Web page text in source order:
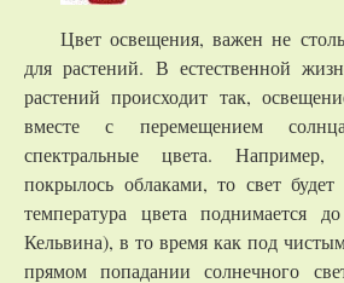
Цвет освещения, важен не
для растений. В естественной
растений происходит так,
вместе с перемещением
спектральные цвета.
покрылось облаками, то свет
температура цвета поднимается
Кельвина), в то время как под
прямом попадании солнечного